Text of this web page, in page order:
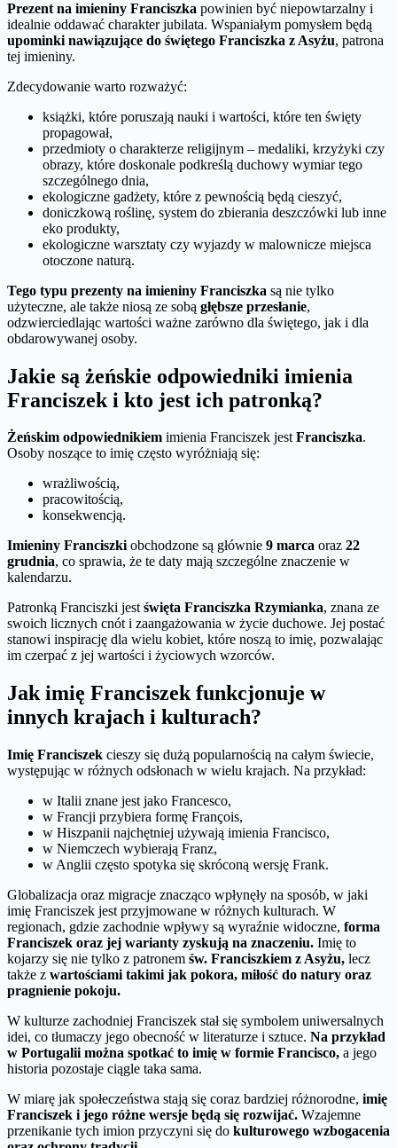
Prezent na imieniny Franciszka powinien być niepowtarzalny i
idealnie oddawać charakter jubilata. Wspaniałym pomysłem będą
upominki nawiązujące do świętego Franciszka z Asyżu, patrona
tej imieniny.
Zdecydowanie warto rozważyć:
książki, które poruszają nauki i wartości, które ten święty
propagował,
przedmioty o charakterze religijnym – medaliki, krzyżyki czy
obrazy, które doskonale podkreślą duchowy wymiar tego
szczególnego dnia,
ekologiczne gadżety, które z pewnością będą cieszyć,
doniczkową roślinę, system do zbierania deszczówki lub inne
eko produkty,
ekologiczne warsztaty czy wyjazdy w malownicze miejsca
otoczone naturą.
Tego typu prezenty na imieniny Franciszka są nie tylko
użyteczne, ale także niosą ze sobą głębsze przesłanie,
odzwierciedlając wartości ważne zarówno dla świętego, jak i dla
obdarowywanej osoby.
Jakie są żeńskie odpowiedniki imienia
Franciszek i kto jest ich patronką?
Żeńskim odpowiednikiem imienia Franciszek jestFranciszka.
Osoby noszące to imię często wyróżniają się:
wrażliwością,
pracowitością,
konsekwencją.
Imieniny Franciszkiobchodzone są głównie 9 marca oraz 22
grudnia, co sprawia, że te daty mają szczególne znaczenie w
kalendarzu.
Patronką Franciszki jestświęta Franciszka Rzymianka, znana ze
swoich licznych cnót i zaangażowania w życie duchowe. Jej postać
stanowi inspirację dla wielu kobiet, które noszą to imię, pozwalając
im czerpać z jej wartości i życiowych wzorców.
Jak imię Franciszek funkcjonuje w
innych krajach i kulturach?
Imię Franciszek cieszy się dużą popularnością na całym świecie,
występując w różnych odsłonach w wielu krajach. Na przykład:
w Italii znane jest jako Francesco,
w Francji przybiera formę François,
w Hiszpanii najchętniej używają imienia Francisco,
w Niemczech wybierają Franz,
w Anglii często spotyka się skróconą wersję Frank.
Globalizacja oraz migracje znacząco wpłynęły na sposób, w jaki
imię Franciszek jest przyjmowane w różnych kulturach. W
regionach, gdzie zachodnie wpływy są wyraźnie widoczne, forma
Franciszek oraz jej warianty zyskują na znaczeniu. Imię to
kojarzy się nie tylko z patronem św. Franciszkiem z Asyżu, lecz
także z wartościami takimi jak pokora, miłość do natury oraz
pragnienie pokoju.
W kulturze zachodniej Franciszek stał się symbolem uniwersalnych
idei, co tłumaczy jego obecność w literaturze i sztuce. Na przykład
w Portugalii można spotkać to imię w formie Francisco, a jego
historia pozostaje ciągle taka sama.
W miarę jak społeczeństwa stają się coraz bardziej różnorodne, imię
Franciszek i jego różne wersje będą się rozwijać. Wzajemne
przenikanie tych imion przyczyni się do kulturowego wzbogacenia